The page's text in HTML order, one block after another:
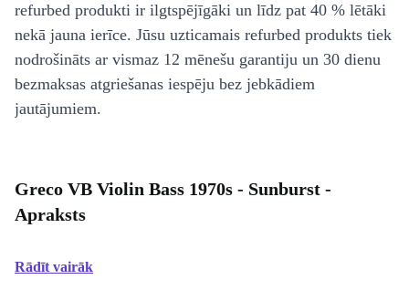
refurbed produkti ir ilgtspējīgāki un līdz pat 40 % lētāki
nekā jauna ierīce. Jūsu uzticamais refurbed produkts tiek
nodrošināts ar vismaz 12 mēnešu garantiju un 30 dienu
bezmaksas atgriešanas iespēju bez jebkādiem
jautājumiem.
Greco VB Violin Bass 1970s - Sunburst -
Apraksts
Rādīt vairāk